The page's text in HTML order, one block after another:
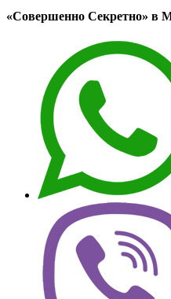
«Совершенно Секретно» в